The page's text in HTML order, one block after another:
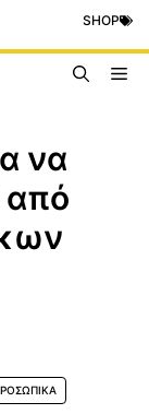
SHOP
να